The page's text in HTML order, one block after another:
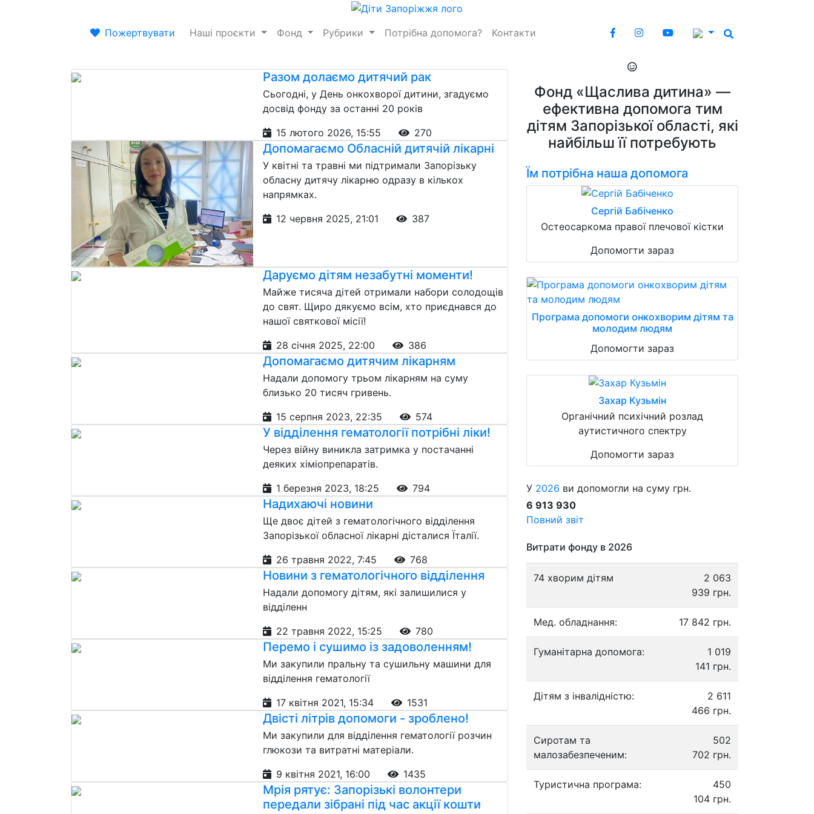
Пожертвувати Наші проєкти Фонд Рубрики Потрібна допомога? Контакти
Разом долаємо дитячий рак
Сьогодні, у День онкохворої дитини, згадуємо
досвід фонду за останні 20 років
15 лютого 2026, 15:55
270
Допомагаємо Обласній дитячій лікарні
У квітні та травні ми підтримали Запорізьку
обласну дитячу лікарню одразу в кількох
напрямках.
12 червня 2025, 21:01
387
Даруємо дітям незабутні моменти!
Майже тисяча дітей отримали набори солодощів
до свят. Щиро дякуємо всім, хто приєднався до
нашої святкової місії!
28 січня 2025, 22:00
386
Допомагаємо дитячим лікарням
Надали допомогу трьом лікарням на суму
близько 20 тисяч гривень.
15 серпня 2023, 22:35
574
У відділення гематології потрібні ліки!
Через війну виникла затримка у постачанні
деяких хіміопрепаратів.
1 березня 2023, 18:25
794
Надихаючі новини
Ще двоє дітей з гематологічного відділення
Запорізької обласної лікарні дісталися Їталії.
26 травня 2022, 7:45
768
Новини з гематологічного відділення
Надали допомогу дітям, які залишилися у
відділенн
22 травня 2022, 15:25
780
Перемо і сушимо із задоволенням!
Ми закупили пральну та сушильну машини для
відділення гематології
17 квітня 2021, 15:34
1531
Двісті літрів допомоги - зроблено!
Ми закупили для відділення гематології розчин
глюкози та витратні матеріали.
9 квітня 2021, 16:00
1435
Мрія рятує: Запорізькі волонтери
передали зібрані під час акції кошти
Фонд «Щаслива дитина» —
ефективна допомога тим
дітям Запорізької області, які
найбільш її потребують
Їм потрібна наша допомога
Сергій Бабіченко
Остеосаркома правої плечової кістки
Допомогти зараз
Програма допомоги онкохворим дітям та
молодим людям
Допомогти зараз
Захар Кузьмін
Органічний психічний розлад
аутистичного спектру
Допомогти зараз
У 2026 ви допомогли на суму грн.
6 913 930
Повний звіт
Витрати фонду в 2026
74 хворим дітям
2 063
939 грн.
Мед. обладнання: 17 842 грн.
Гуманітарна допомога:
1 019
141 грн.
Дітям з інвалідністю:
2 611
466 грн.
Сиротам та
малозабезпеченим:
502
702 грн.
Туристична програма:
450
104 грн.